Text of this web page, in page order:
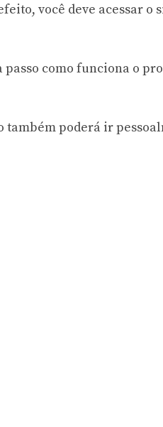
você deve acessar o
passo como funciona o
poderá ir